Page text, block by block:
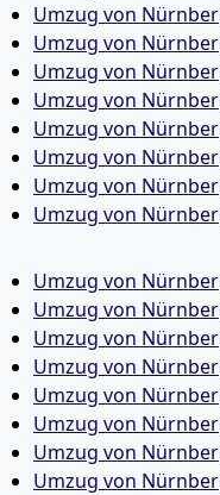
Umzug von
Umzug von
Umzug von
Umzug von
Umzug von
Umzug von
Umzug von
Umzug von
Umzug von
Umzug von
Umzug von
Umzug von
Umzug von
Umzug von
Umzug von
Umzug von